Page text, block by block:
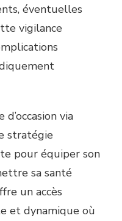
éventuelles
vigilance
via
stratégie
pour équiper son
sa santé
un accès
et dynamique où